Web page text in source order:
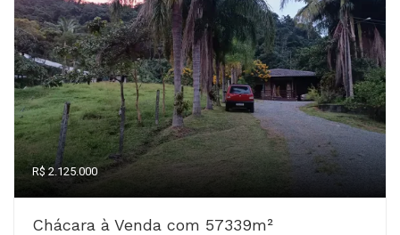
R$ 2.125.000
Chácara à Venda com 57339m²